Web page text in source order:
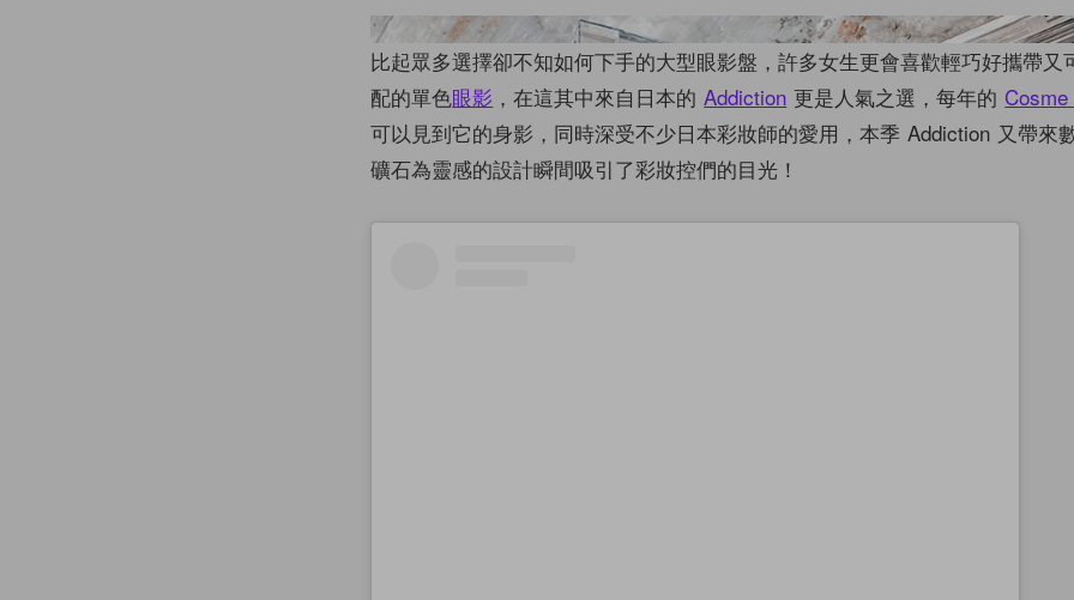
比起眾多選擇卻不知如何下手的大型眼影盤，許多女生更會喜歡輕巧好攜帶又
配的單色眼影 ，在這其中來自日本的Addiction 更是人氣之選，每年的
可以見到它的身影，同時深受不少日本彩妝師的愛用，本季 Addiction 又帶來
礦石為靈感的設計瞬間吸引了彩妝控們的目光！